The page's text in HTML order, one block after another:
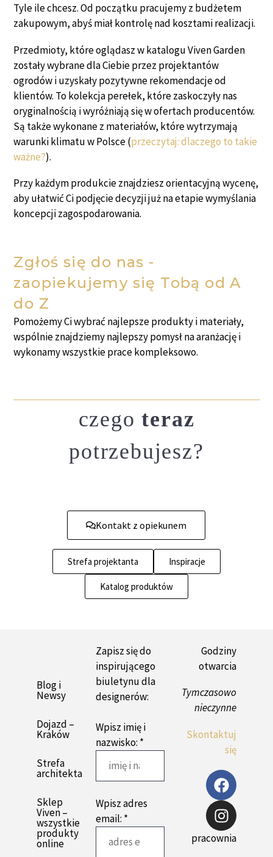
Tyle ile chcesz. Od początku pracujemy z budżetem
zakupowym, abyś miał kontrolę nad kosztami realizacji.
Przedmioty, które oglądasz w katalogu Viven Garden
zostały wybrane dla Ciebie przez projektantów
ogrodów i uzyskały pozytywne rekomendacje od
klientów. To kolekcja perełek, które zaskoczyły nas
oryginalnością i wyróżniają się w ofertach producentów.
Są także wykonane z materiałów, które wytrzymają
warunki klimatu w Polsce (przeczytaj: dlaczego to takie
ważne?).
Przy każdym produkcie znajdziesz orientacyjną wycenę,
aby ułatwić Ci podjęcie decyzji już na etapie wymyślania
koncepcji zagospodarowania.
Zgłoś się do nas -
zaopiekujemy się Tobą od A
do Z
Pomożemy Ci wybrać najlepsze produkty i materiały,
wspólnie znajdziemy najlepszy pomysł na aranżację i
wykonamy wszystkie prace kompleksowo.
czegoteraz
potrzebujesz?
Kontakt z opiekunem
Strefa projektanta Inspiracje
Katalog produktów
Blog i
Newsy
Dojazd –
Kraków
Strefa
architekta
Sklep
Viven –
wszystkie
produkty
online
Zapisz się do
inspirującego
biuletynu dla
designerów:
Wpisz imię i
nazwisko: *
Wpisz adres
email: *
Godziny
otwarcia
Tymczasowo
nieczynne
Skontaktuj
się
pracownia